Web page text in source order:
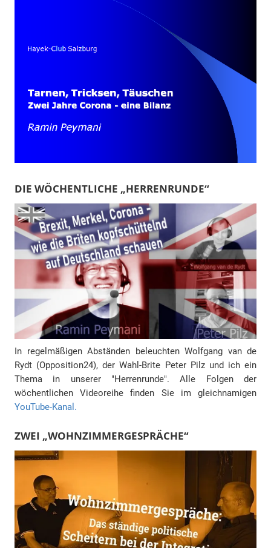
DIE WÖCHENTLICHE „HERRENRUNDE“
In regelmäßigen Abständen beleuchten Wolfgang van de
Rydt (Opposition24), der Wahl-Brite Peter Pilz und ich ein
Thema in unserer "Herrenrunde". Alle Folgen der
wöchentlichen Videoreihe finden Sie im gleichnamigen
YouTube-Kanal.
ZWEI „WOHNZIMMERGESPRÄCHE“